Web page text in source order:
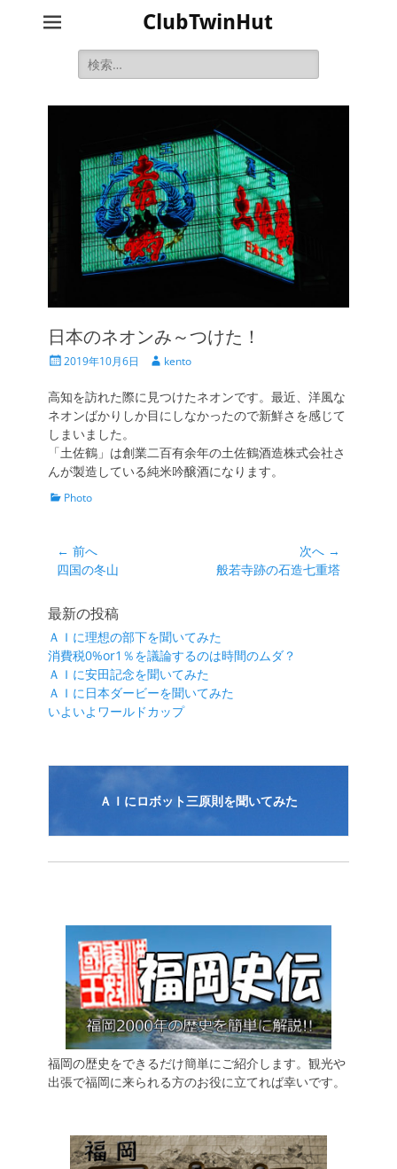
ClubTwinHut
検
索:
日本のネオンみ～つけた！
投
日
2019年10月6日
投
者
kento
高知を訪れた際に見つけたネオンです。最近、洋風な
ネオンばかりしか目にしなかったので新鮮さを感じて
しまいました。
「土佐鶴」は創業二百有余年の土佐鶴酒造株式会社さ
んが製造している純米吟醸酒になります。
カ Photo
投
稿
ビ
ゲ
ー
シ
ョ
← 前へ
前
投
稿:
四国の冬山
次へ →
般若寺跡の石造七重塔
最新の投稿
ＡＩに理想の部下を聞いてみた
消費税0%or1％を議論するのは時間のムダ？
ＡＩに安田記念を聞いてみた
ＡＩに日本ダービーを聞いてみた
いよいよワールドカップ
ＡＩにロボット三原則を聞いてみた
福岡の歴史をできるだけ簡単にご紹介します。観光や
出張で福岡に来られる方のお役に立てれば幸いです。